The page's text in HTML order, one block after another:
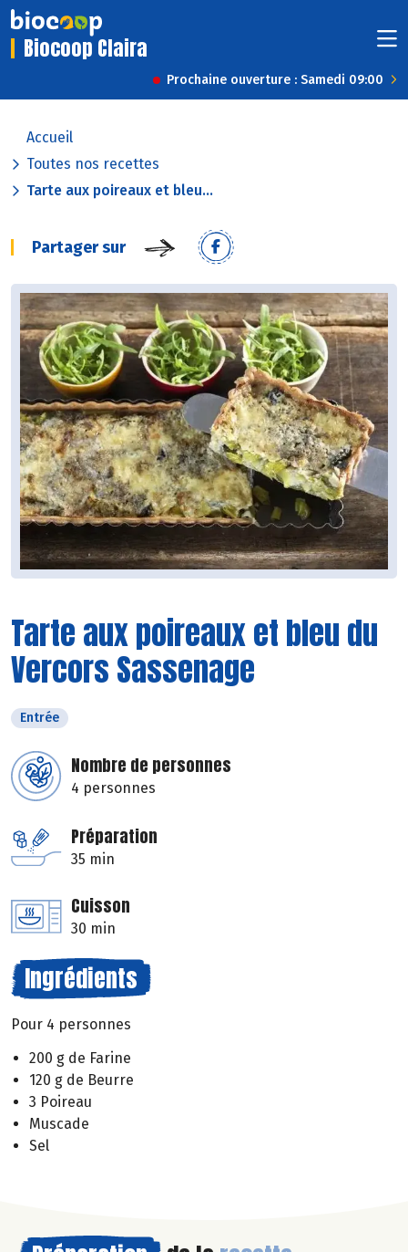
Biocoop Claira
Prochaine ouverture : Samedi 09:00
Accueil
Toutes nos recettes
Tarte aux poireaux et bleu...
Partager sur
Tarte aux poireaux et bleu du
Vercors Sassenage
Entrée
Nombre de personnes
4 personnes
Préparation
35 min
Cuisson
30 min
Ingrédients
Pour 4 personnes
200 g de Farine
120 g de Beurre
3 Poireau
Muscade
Sel